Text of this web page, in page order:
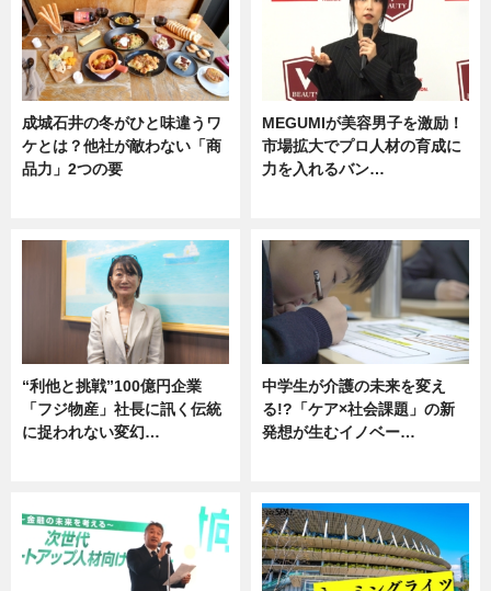
成城石井の冬がひと味違うワ
ケとは？他社が敵わない「商
品力」2つの要
MEGUMIが美容男子を激励！
市場拡大でプロ人材の育成に
力を入れるバン…
“利他と挑戦”100億円企業
「フジ物産」社長に訊く伝統
に捉われない変幻…
中学生が介護の未来を変え
る!?「ケア×社会課題」の新
発想が生むイノベー…